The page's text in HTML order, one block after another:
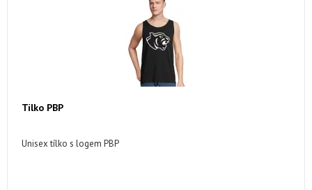
Tílko PBP
Unisex tílko s logem PBP